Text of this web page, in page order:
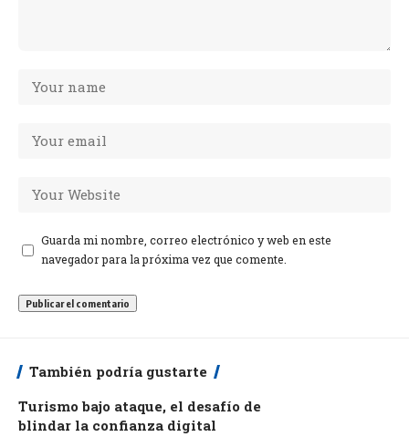
Guarda mi nombre, correo electrónico y web en este
navegador para la próxima vez que comente.
También podría gustarte
Turismo bajo ataque, el desafío de
blindar la confianza digital